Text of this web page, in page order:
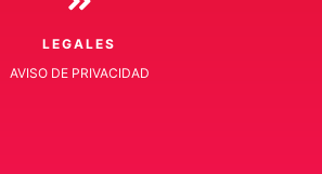
LEGALES
AVISO DE PRIVACIDAD